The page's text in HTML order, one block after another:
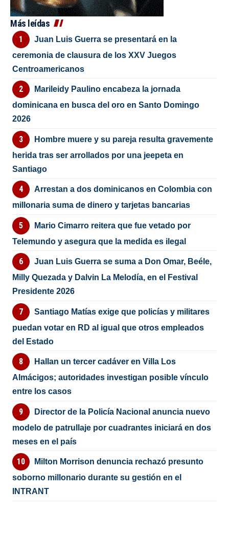
Más leídas
Juan Luis Guerra se presentará en la
ceremonia de clausura de los XXV Juegos
Centroamericanos
Marileidy Paulino encabeza la jornada
dominicana en busca del oro en Santo Domingo
2026
Hombre muere y su pareja resulta gravemente
herida tras ser arrollados por una jeepeta en
Santiago
Arrestan a dos dominicanos en Colombia con
millonaria suma de dinero y tarjetas bancarias
Mario Cimarro reitera que fue vetado por
Telemundo y asegura que la medida es ilegal
Juan Luis Guerra se suma a Don Omar, Beéle,
Milly Quezada y Dalvin La Melodía, en el Festival
Presidente 2026
Santiago Matías exige que policías y militares
puedan votar en RD al igual que otros empleados
del Estado
Hallan un tercer cadáver en Villa Los
Almácigos; autoridades investigan posible vínculo
entre los casos
Director de la Policía Nacional anuncia nuevo
modelo de patrullaje por cuadrantes iniciará en dos
meses en el país
Milton Morrison denuncia rechazó presunto
soborno millonario durante su gestión en el
INTRANT